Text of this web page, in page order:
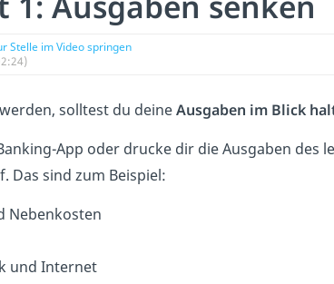
Stelle im Video springen
solltest du deineAusgaben im Blick
App oder drucke dir die Ausgaben des
Das sind zum Beispiel:
Nebenkosten
und Internet